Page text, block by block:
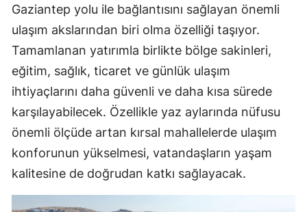
Gaziantep yolu ile bağlantısını sağlayan önemli
ulaşım akslarından biri olma özelliği taşıyor.
Tamamlanan yatırımla birlikte bölge sakinleri,
eğitim, sağlık, ticaret ve günlük ulaşım
ihtiyaçlarını daha güvenli ve daha kısa sürede
karşılayabilecek. Özellikle yaz aylarında nüfusu
önemli ölçüde artan kırsal mahallelerde ulaşım
konforunun yükselmesi, vatandaşların yaşam
kalitesine de doğrudan katkı sağlayacak.